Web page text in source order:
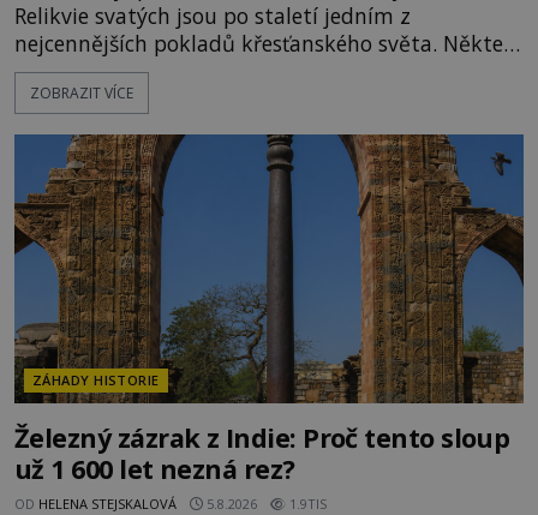
Relikvie svatých jsou po staletí jedním z
nejcennějších pokladů křesťanského světa. Některé
mají pečlivě doloženou historii, jiné provází
záhady, krádeže i nečekané objevy. Jejich osudy
o skutečné historické události. Ve středověké
Evropě mají relikvie mimořádnou hodnotu. Nejsou
jen předmětem úcty
ZOBRAZIT VÍCE
ZÁHADY HISTORIE
Železný zázrak z Indie: Proč tento sloup
už 1 600 let nezná rez?
OD HELENA STEJSKALOVÁ 5.8.2026 1.9TIS